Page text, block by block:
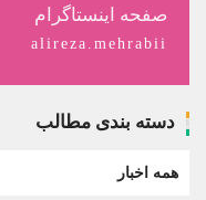
صفحه اینستاگرام
alireza.mehrabii
دسته بندی مطالب
همه اخبار